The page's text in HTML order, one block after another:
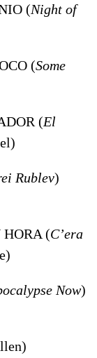
(Night of
(Some
(El
Rublev)
HORA (C’era
Now)